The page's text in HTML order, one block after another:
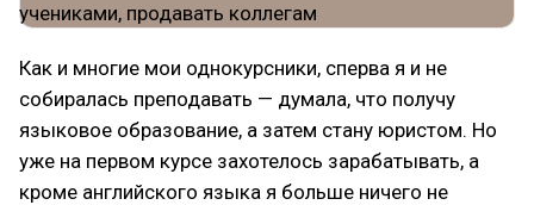
Как и многие мои однокурсники, сперва я и не
собиралась преподавать — думала, что получу
языковое образование, а затем стану юристом. Но
уже на первом курсе захотелось зарабатывать, а
кроме английского языка я больше ничего не